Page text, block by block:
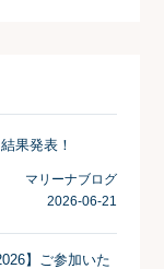
果発表！
マリーナブログ
2026-06-21
】ご参加いた